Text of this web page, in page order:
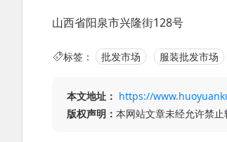
山西省阳泉市兴隆街128号
标签： 批发市场 服装批发市场
本文地址： https://
版权声明： 本网站文章未经允许禁止